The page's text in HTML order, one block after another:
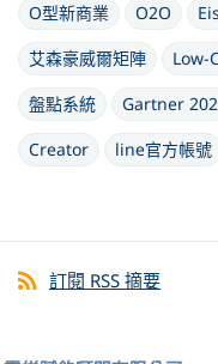
O型新商業
O2O
艾森豪威爾矩陣
Low-
盤點系統
Gartner
Creator
line官方帳號
訂閱 RSS 摘要